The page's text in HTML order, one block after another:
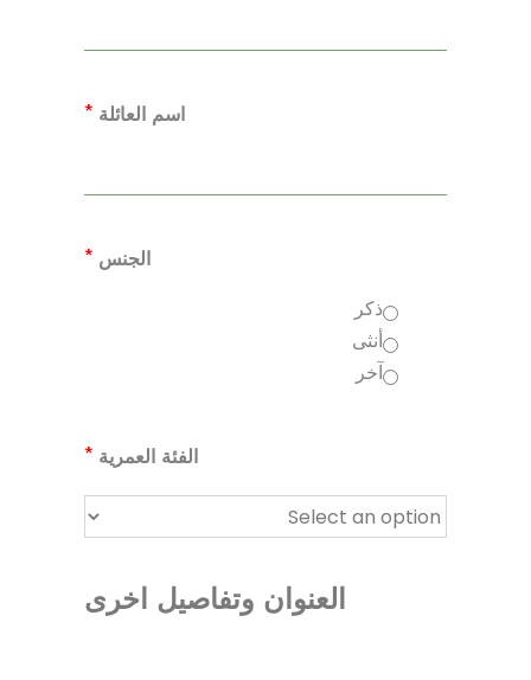
اسم العائلة *
الجنس *
ذكر
أنثى
آخر
الفئة العمرية *
العنوان وتفاصيل اخرى